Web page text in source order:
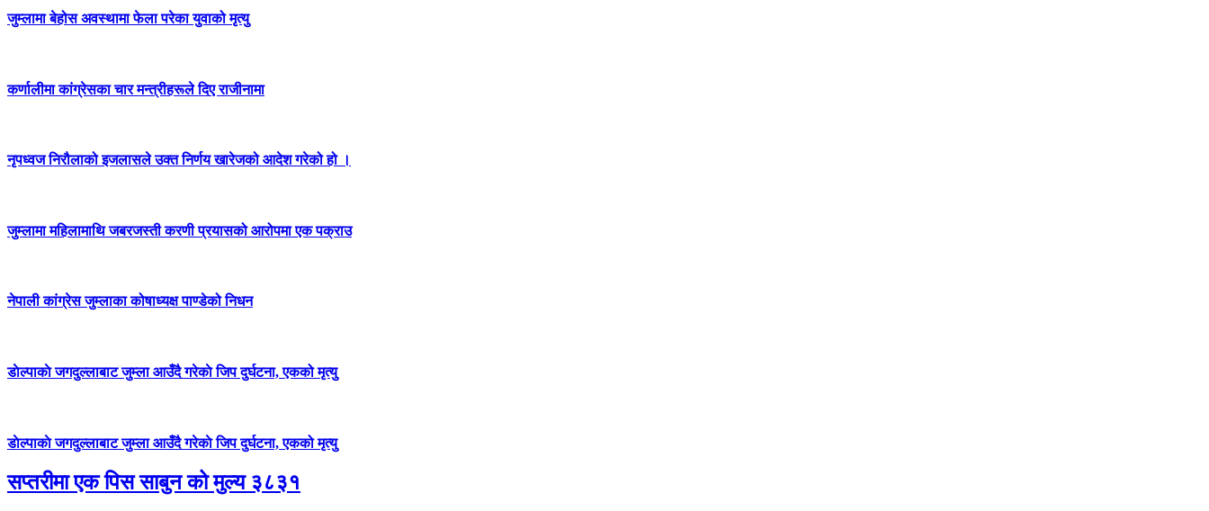
जुम्लामा बेहोस अवस्थामा फेला परेका युवाको मृत्यु
कर्णालीमा कांग्रेसका चार मन्त्रीहरूले दिए राजीनामा
नृपध्वज निरौलाको इजलासले उक्त निर्णय खारेजको आदेश गरेको हो ।
जुम्लामा महिलामाथि जबरजस्ती करणी प्रयासको आरोपमा एक पक्राउ
नेपाली कांग्रेस जुम्लाका कोषाध्यक्ष पाण्डेको निधन
डाेल्पाकाे जगदुल्लाबाट जुम्ला आउँदै गरेकाे जिप दुर्घटना, एकको मृत्यु
डाेल्पाकाे जगदुल्लाबाट जुम्ला आउँदै गरेकाे जिप दुर्घटना, एकको मृत्यु
सप्तरीमा एक पिस साबुन को मुल्य ३८३१